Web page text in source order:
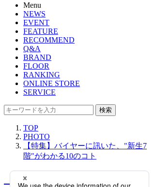
Menu
NEWS
EVENT
FEATURE
RECOMMEND
Q&A
BRAND
FLOOR
RANKING
ONLINE STORE
SERVICE
検索
TOP
PHOTO
【特集】バイヤーに訊いた、"新生7
階"がわかる10のコト
【特集】バイヤーに訊い